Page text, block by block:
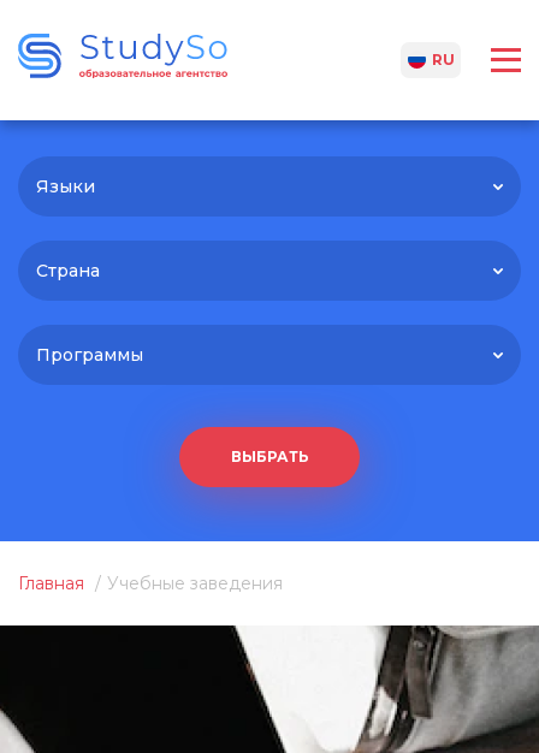
RU
Языки
Страна
Программы
ВЫБРАТЬ
Главная Учебные заведения